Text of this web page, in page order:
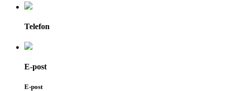
Telefon
E-post
E-post